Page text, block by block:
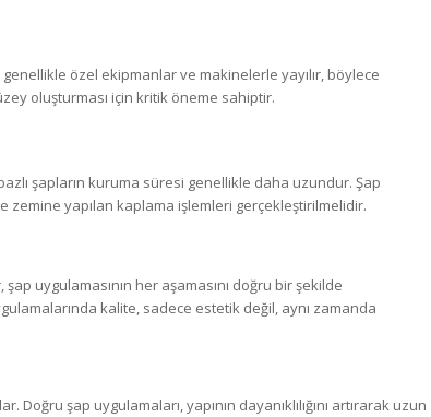
özel ekipmanlar ve makinelerle yayılır, böylece
oluşturması için kritik öneme sahiptir.
şapların kuruma süresi genellikle daha uzundur. Şap
yapılan kaplama işlemleri gerçekleştirilmelidir.
uygulamasının her aşamasını doğru bir şekilde
kalite, sadece estetik değil, aynı zamanda
şap uygulamaları, yapının dayanıklılığını artırarak uzun